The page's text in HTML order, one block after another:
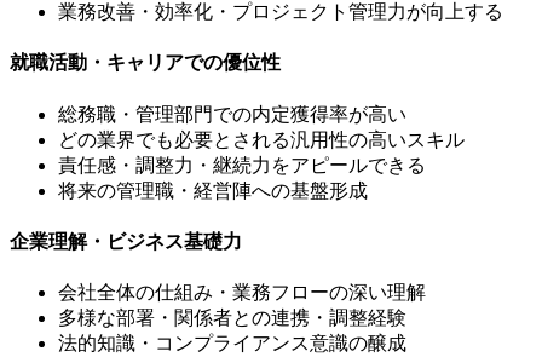
業務改善・効率化・プロジェクト管理力が向上する
就職活動・キャリアでの優位性
総務職・管理部門での内定獲得率が高い
どの業界でも必要とされる汎用性の高いスキル
責任感・調整力・継続力をアピールできる
将来の管理職・経営陣への基盤形成
企業理解・ビジネス基礎力
会社全体の仕組み・業務フローの深い理解
多様な部署・関係者との連携・調整経験
法的知識・コンプライアンス意識の醸成